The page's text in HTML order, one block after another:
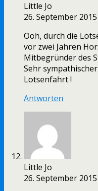
Little Jo
26. September 2015
Ooh, durch die
vor zwei Jahren
Mitbegründer des
Sehr
Lotsenfahrt !
Antworten
Little Jo
26. September 2015